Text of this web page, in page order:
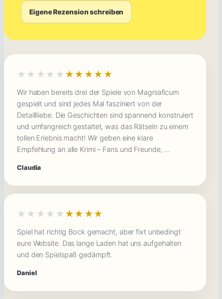
Eigene Rezension schreiben
★★★★★ ★★★★★
Wir haben bereits drei der Spiele von Magniaficum
gespielt und sind jedes Mal fasziniert von der
Detaillliebe. Die Geschichten sind spannend konstruiert
und umfangreich gestaltet, was das Rätseln zu einem
tollen Erlebnis macht! Wir geben eine klare
Empfehlung an alle Krimi – Fans und Freunde, …
Claudia
★★★★★ ★★★★★
Spiel hat richtig Bock gemacht, aber fixt unbedingt
eure Website. Das lange Laden hat uns aufgehalten
und den Spielspaß gedämpft.
Daniel